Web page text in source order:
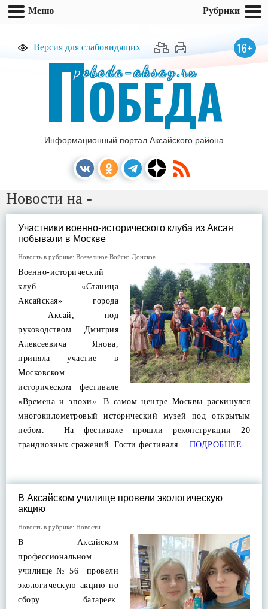
Версия для слабовидящих 16+
pobeda-aksay.ru
ПОБЕДА
Информационный портал Аксайского района
Новости на -
Участники военно-исторического клуба из Аксая
побывали в Москве
Новость в рубрике: Всевеликое Войско Донское
Военно-исторический
клуб «Станица
Аксайская» города
Аксай, под
руководством Дмитрия
Алексеевича Янова,
приняла участие в
Московском
историческом фестивале
«Времена и эпохи». В самом центре Москвы раскинулся
многокилометровый исторический музей под открытым
небом. На фестивале прошли реконструкции 20
грандиозных сражений. Гости фестиваля… ПОДРОБНЕЕ
В Аксайском училище провели экологическую
акцию
Новость в рубрике: Новости
В Аксайском
профессиональном
училище № 56 провели
экологическую акцию по
сбору батареек.
Меню Рубрики